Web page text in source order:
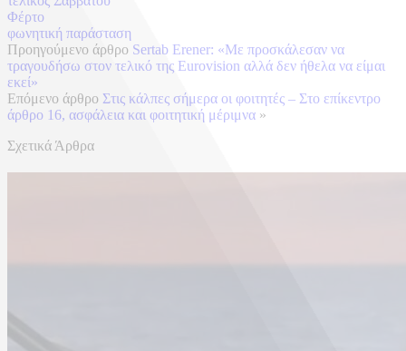
Φέρτο
φωνητική παράσταση
Προηγούμενο άρθρο Sertab Erener: «Με προσκάλεσαν να
τραγουδήσω στον τελικό της Eurovision αλλά δεν ήθελα να είμαι
εκεί»
Επόμενο άρθρο Στις κάλπες σήμερα οι φοιτητές – Στο επίκεντρο
άρθρο 16, ασφάλεια και φοιτητική μέριμνα »
Σχετικά Άρθρα